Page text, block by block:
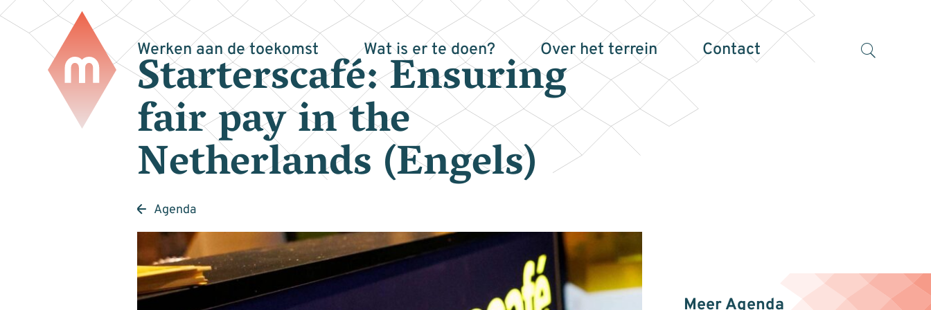
Werken aan de toekomst Wat is er te doen? Over het terrein Contact
Starterscafé: Ensuring
fair pay in the
Netherlands (Engels)
Agenda
Meer Agenda